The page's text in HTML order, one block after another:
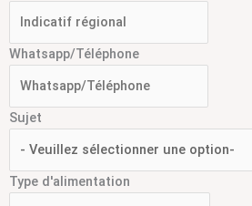
Whatsapp/Téléphone
Sujet
Type d'alimentation